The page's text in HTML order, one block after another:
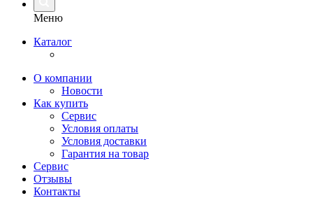
Меню
Каталог
О компании
Новости
Как купить
Сервис
Условия оплаты
Условия доставки
Гарантия на товар
Сервис
Отзывы
Контакты